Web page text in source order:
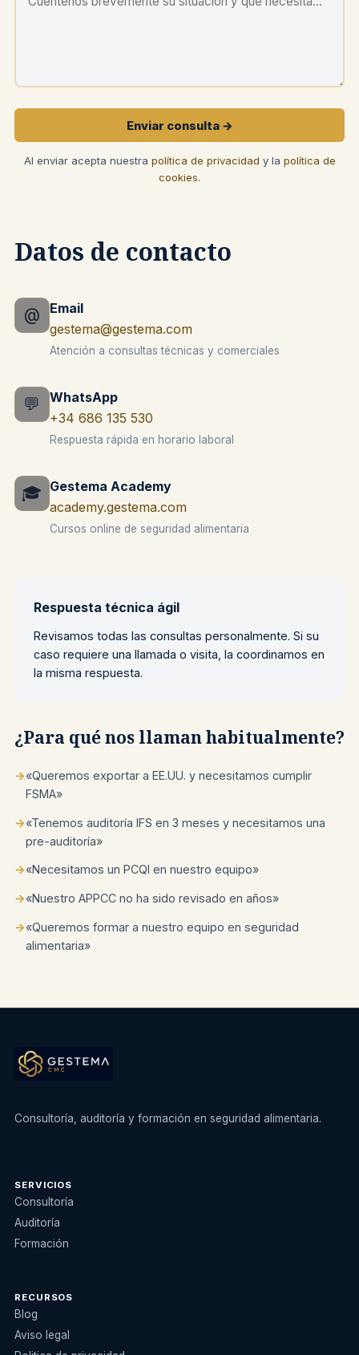
Enviar consulta →
Al enviar acepta nuestra política de privacidad y la política de
cookies.
Datos de contacto
@
Email
gestema@gestema.com
Atención a consultas técnicas y comerciales
💬
WhatsApp
+34 686 135 530
Respuesta rápida en horario laboral
🎓 Gestema Academy
academy.gestema.com
Cursos online de seguridad alimentaria
Respuesta técnica ágil
Revisamos todas las consultas personalmente. Si su
caso requiere una llamada o visita, la coordinamos en
la misma respuesta.
¿Para qué nos llaman habitualmente?
→«Queremos exportar a EE.UU. y necesitamos cumplir
FSMA»
→«Tenemos auditoría IFS en 3 meses y necesitamos una
pre-auditoría»
→«Necesitamos un PCQI en nuestro equipo»
→«Nuestro APPCC no ha sido revisado en años»
→«Queremos formar a nuestro equipo en seguridad
alimentaria»
Consultoría, auditoría y formación en seguridad alimentaria.
SERVICIOS
Consultoría
Auditoría
Formación
RECURSOS
Blog
Aviso legal